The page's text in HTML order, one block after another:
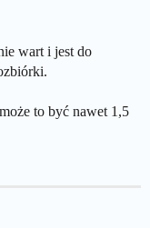
wart i jest do
to być nawet 1,5